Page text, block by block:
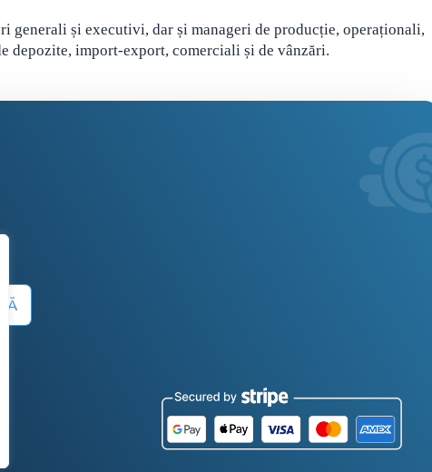
generali și executivi, dar și manageri de producție, operaționali,
depozite, import-export, comerciali și de vânzări.